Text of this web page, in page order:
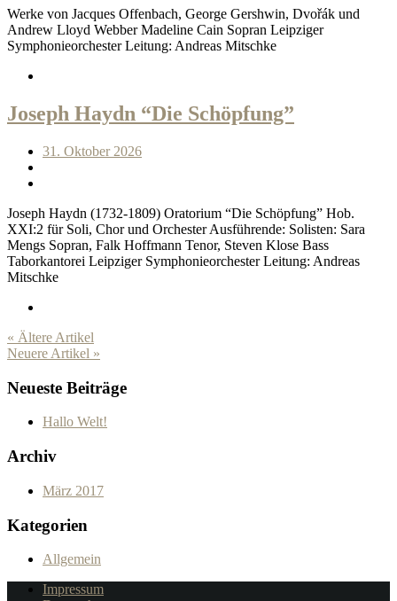
Werke von Jacques Offenbach, George Gershwin, Dvořák und
Andrew Lloyd Webber Madeline Cain Sopran Leipziger
Symphonieorchester Leitung: Andreas Mitschke
Joseph Haydn “Die Schöpfung”
31. Oktober 2026
Joseph Haydn (1732-1809) Oratorium “Die Schöpfung” Hob.
XXI:2 für Soli, Chor und Orchester Ausführende: Solisten: Sara
Mengs Sopran, Falk Hoffmann Tenor, Steven Klose Bass
Taborkantorei Leipziger Symphonieorchester Leitung: Andreas
Mitschke
« Ältere Artikel
Neuere Artikel »
Neueste Beiträge
Hallo Welt!
Archiv
März 2017
Kategorien
Allgemein
Impressum